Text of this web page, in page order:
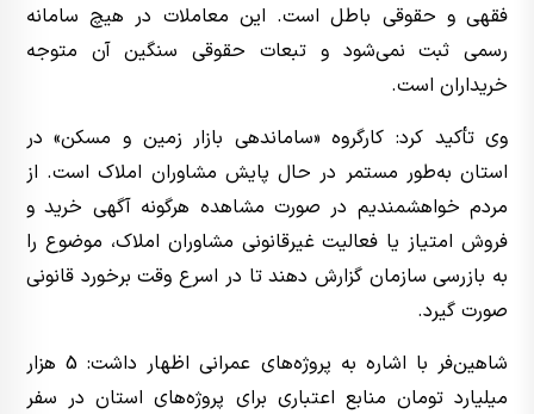
فقهی و حقوقی باطل است. این معاملات در هیچ سامانه
رسمی ثبت نمی‌شود و تبعات حقوقی سنگین آن متوجه
خریداران است.
وی تأکید کرد: کارگروه «ساماندهی بازار زمین و مسکن» در
استان به‌طور مستمر در حال پایش مشاوران املاک است. از
مردم خواهشمندیم در صورت مشاهده هرگونه آگهی خرید و
فروش امتیاز یا فعالیت غیرقانونی مشاوران املاک، موضوع را
به بازرسی سازمان گزارش دهند تا در اسرع وقت برخورد قانونی
صورت گیرد.
شاهین‌فر با اشاره به پروژه‌های عمرانی اظهار داشت: 5 هزار
میلیارد تومان منابع اعتباری برای پروژه‌های استان در سفر